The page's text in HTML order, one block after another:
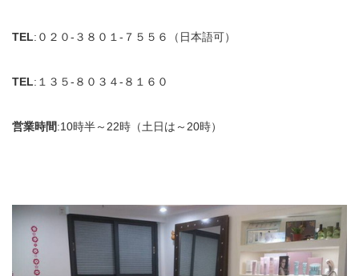
TEL:０２０-３８０１-７５５６（日本語可）
TEL:１３５-８０３４-８１６０
営業時間:10時半～22時（土日は～20時）